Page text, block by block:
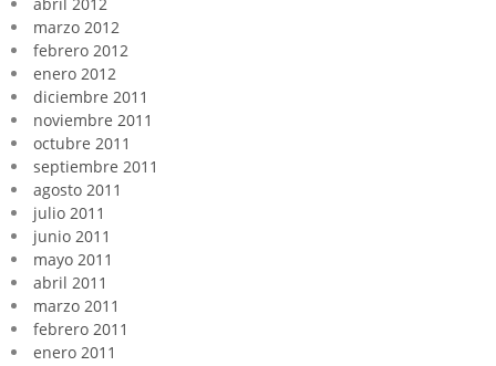
abril 2012
marzo 2012
febrero 2012
enero 2012
diciembre 2011
noviembre 2011
octubre 2011
septiembre 2011
agosto 2011
julio 2011
junio 2011
mayo 2011
abril 2011
marzo 2011
febrero 2011
enero 2011